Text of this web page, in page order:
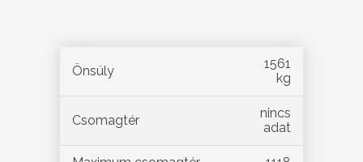
Önsúly
1561
kg
Csomagtér
nincs
adat